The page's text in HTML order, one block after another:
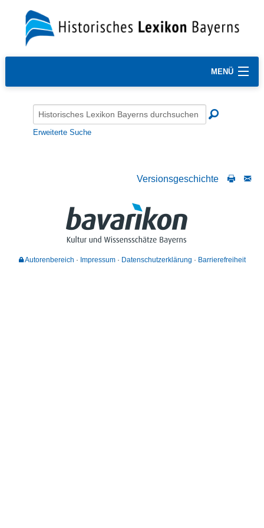
MENÜ
Erweiterte Suche
Versionsgeschichte
Autorenbereich Impressum Datenschutzerklärung Barrierefreiheit